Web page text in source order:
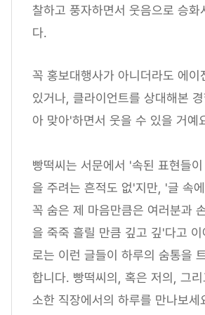
찰하고 풍자하면서 웃음으로 승화
다.
꼭 홍보대행사가 아니더라도 에이
있거나, 클라이언트를 상대해본
아 맞아'하면서 웃을 수 있을 거예
빵떡씨는 서문에서 '속된 표현들
을 주려는 흔적도 없'지만, '글 속
꼭 숨은 제 마음만큼은 여러분과
을 죽죽 흘릴 만큼 깊고 깊'다고 이
로는 이런 글들이 하루의 숨통을
합니다. 빵떡씨의, 혹은 저의, 그
소한 직장에서의 하루를 만나보세